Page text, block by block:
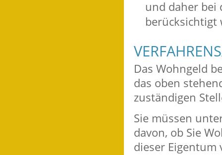
und daher bei
berücksichtigt
Das Wohngeld
das oben
zuständigen
Sie müssen
davon, ob Sie
dieser Eigentum